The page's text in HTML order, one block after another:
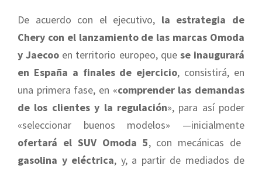
De acuerdo con el ejecutivo, la estrategia de
Chery con el lanzamiento de las marcas Omoda
y Jaecoo en territorio europeo, que se inaugurará
en España a finales de ejercicio, consistirá, en
una primera fase, en «comprender las demandas
de los clientes y la regulación», para así poder
«seleccionar buenos modelos» —inicialmente
ofertará el SUV Omoda 5, con mecánicas de
gasolina y eléctrica, y, a partir de mediados de